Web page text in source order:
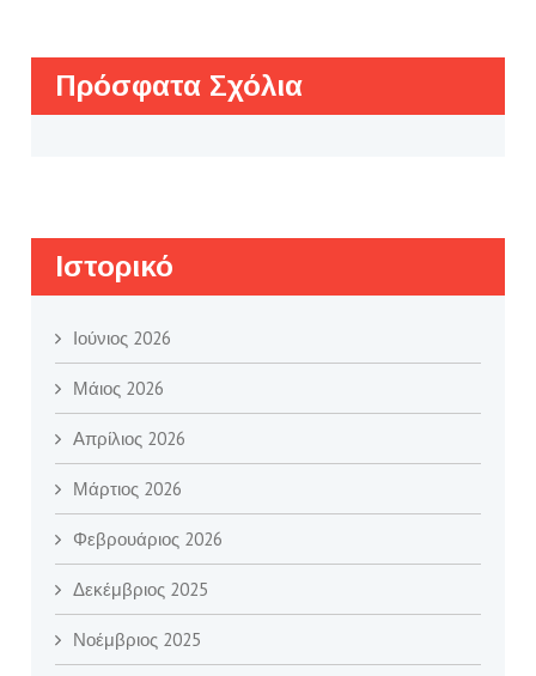
Πρόσφατα Σχόλια
Ιστορικό
Ιούνιος 2026
Μάιος 2026
Απρίλιος 2026
Μάρτιος 2026
Φεβρουάριος 2026
Δεκέμβριος 2025
Νοέμβριος 2025